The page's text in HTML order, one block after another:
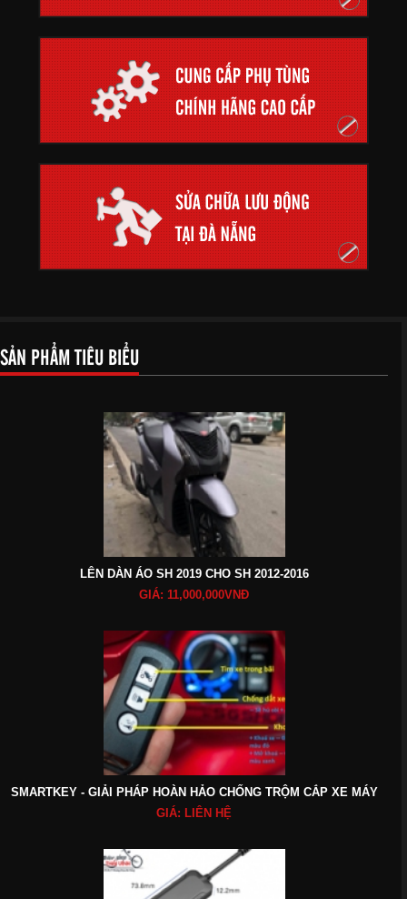
SẢN PHẨM TIÊU BIỂU
LÊN DÀN ÁO SH 2019 CHO SH 2012-2016
GIÁ: 11,000,000VNĐ
SMARTKEY - GIẢI PHÁP HOÀN HẢO CHỐNG TRỘM CẮP XE MÁY
GIÁ: LIÊN HỆ